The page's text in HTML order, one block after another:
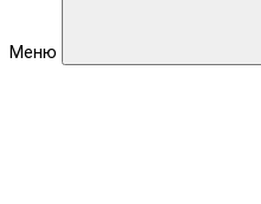
Меню